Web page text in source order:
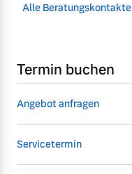
Alle Beratungskontakte
Termin buchen
Angebot anfragen
Servicetermin